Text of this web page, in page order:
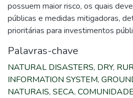
possuem maior risco, os quais
públicas e medidas mitigadoras,
prioritárias para investimentos
Palavras-chave
NATURAL DISASTERS, DRY,
INFORMATION SYSTEM,
NATURAIS, SECA,